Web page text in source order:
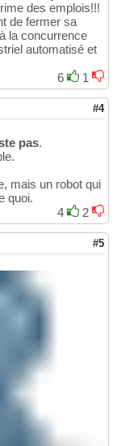
des emplois!!!
de fermer sa
la concurrence
automatisé et
6
1
#4
pas.
mais un robot qui
quoi.
4
2
#5